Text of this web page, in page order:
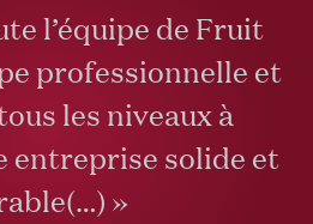
l’équipe de Fruit
professionnelle et
les niveaux à
entreprise solide et
»